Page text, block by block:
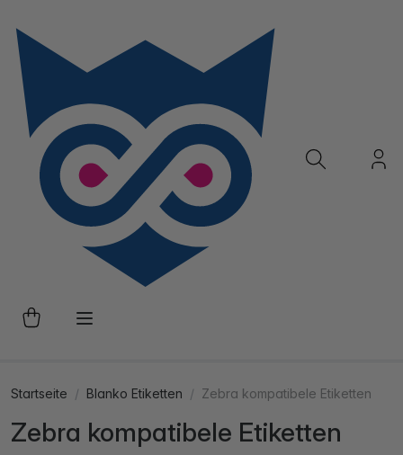
Startseite Blanko Etiketten Zebra kompatibele Etiketten
Zebra kompatibele Etiketten